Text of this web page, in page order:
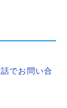
でお問い合